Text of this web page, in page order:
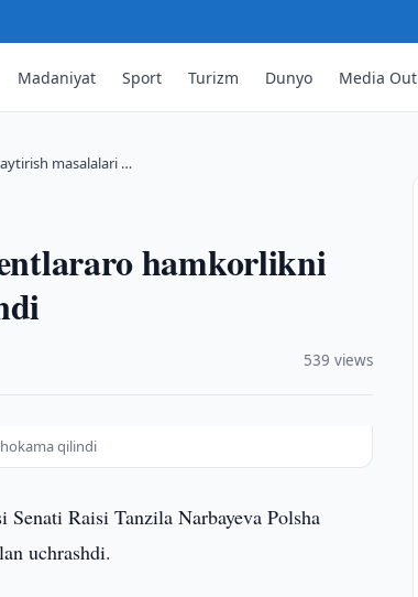
Madaniyat Sport Turizm Dunyo Media
masalalari …
hamkorlikni
539 views
qilindi
Raisi Tanzila Narbayeva Polsha
uchrashdi.